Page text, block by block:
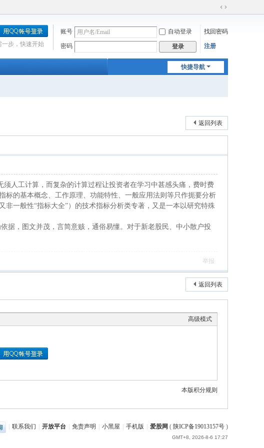
切
到
账号 自动登录 找回密码
密码 登录 注册
一步，快速开始
快捷导航
返回列表
人工计算，而复杂的计算过程让投资者在学习中甚感头痛，费时费
的基本概念、工作原理、功能特性、一般应用法则等只作扼要分析
一般性“指标大全”）的技术指标分析类专著，又是一本以研究特殊
，图文并茂，言简意赅，通俗易懂。对于新老股民、中小散户投
举报
返回列表
高级模式
本版积分规则
联系我们 开放平台 免责声明 小黑屋 手机版 爱股网 ( 陕ICP备19013157号 )
GMT+8, 2026-8-6 17:27